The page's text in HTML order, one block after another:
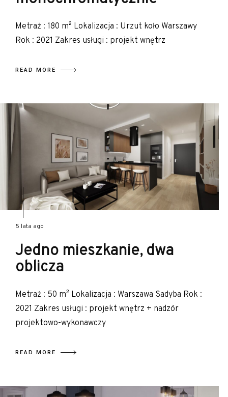
Metraż : 180 m² Lokalizacja : Urzut koło Warszawy
Rok : 2021 Zakres usługi : projekt wnętrz
READ MORE
5 lata ago
Jedno mieszkanie, dwa
oblicza
Metraż : 50 m² Lokalizacja : Warszawa Sadyba Rok :
2021 Zakres usługi : projekt wnętrz + nadzór
projektowo-wykonawczy
READ MORE